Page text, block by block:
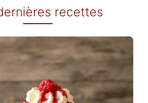
recettes